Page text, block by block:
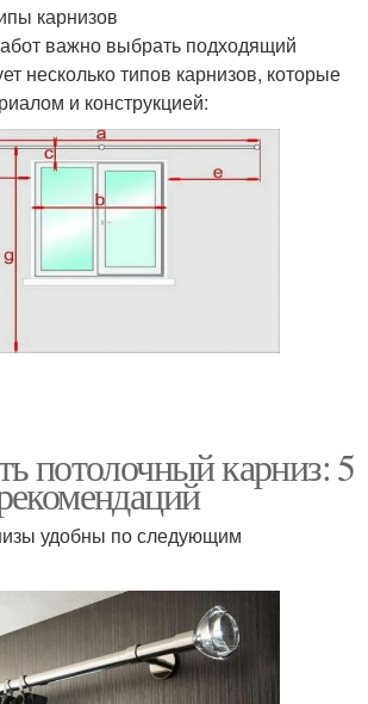
карнизов
важно выбрать подходящий
несколько типов карнизов, которые
и конструкцией:
потолочный карниз: 5
удобны по следующим